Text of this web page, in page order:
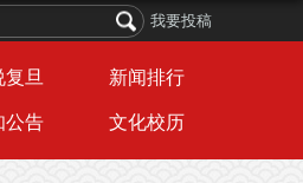
我要投稿
复旦 新闻排行
公告 文化校历